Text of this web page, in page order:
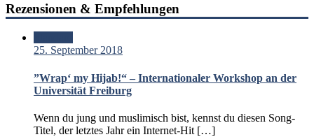
Rezensionen & Empfehlungen
25. September 2018
”Wrap‘ my Hijab!“ – Internationaler Workshop an der
Universität Freiburg
Wenn du jung und muslimisch bist, kennst du diesen Song-
Titel, der letztes Jahr ein Internet-Hit […]